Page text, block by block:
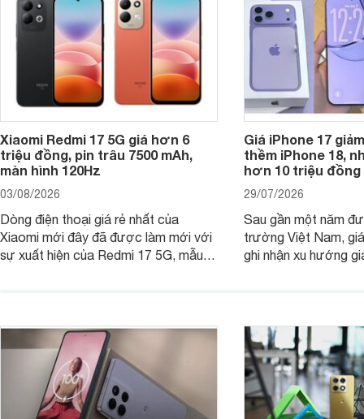
Xiaomi Redmi 17 5G giá hơn 6
triệu đồng, pin trâu 7500 mAh,
màn hình 120Hz
03/08/2026
Dòng điện thoại giá rẻ nhất của
Xiaomi mới đây đã được làm mới với
sự xuất hiện của Redmi 17 5G, mẫu
Giá iPhone 17
thềm iPhone 18,
hơn 10 triệu đồng
29/07/2026
Sau gần một năm
trường Việt Nam,
ghi nhận xu hướng